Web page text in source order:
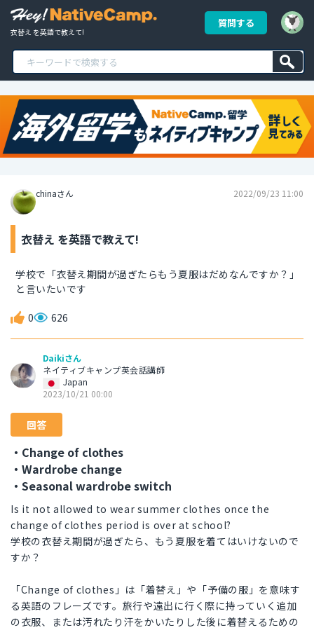
衣替え を英語で教えて!
質問する
chinaさん 2022/09/23 11:00
衣替え を英語で教えて!
学校で「衣替え期間が過ぎたらもう夏服はだめなんですか？」
と言いたいです
0 626
Daikiさん
ネイティブキャンプ英会話講師
Japan
2023/10/21 00:00
回答
・Change of clothes
・Wardrobe change
・Seasonal wardrobe switch
Is it not allowed to wear summer clothes once the
change of clothes period is over at school?
学校の衣替え期間が過ぎたら、もう夏服を着てはいけないので
すか？
「Change of clothes」は「着替え」や「予備の服」を意味す
る英語のフレーズです。旅行や遠出に行く際に持っていく追加
の衣服、または汚れたり汗をかいたりした後に着替えるための